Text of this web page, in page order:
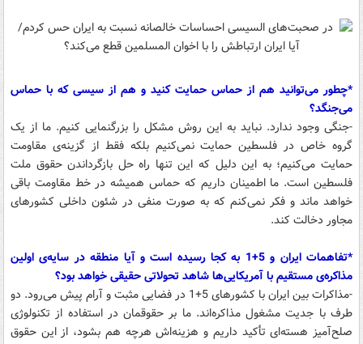
*چطور می‌توانید هم از حماس حمایت کنید و هم از سیسی که با حماس
می‌جنگد؟
-جنگی وجود ندارد. نباید به این روش مشکل را بزرگنمایی کنیم. ما از یک
گروه خاص در فلسطین حمایت نمی‌کنیم بلکه فقط از گزینه‌ی مقاومت
حمایت می‌کنیم؛ به این دلیل که این تنها راه حل بازگرداندن حقوق ملت
فلسطین است. ما اطمینان داریم که حماس همیشه در خط مقاومت باقی
خواهد ماند و فکر نمی‌کنم که به صورت منفی در شئون داخلی کشورهای
مجاور دخالت کند.
*تفاهمات ایران و 5+1 به کجا رسیده است و آیا منطقه در سایه‌ی اولین
مذاکره‌ی مستقیم با آمریکایی‌ها شاهد تحولاتی حقیقی خواهد بود؟
-مذاکرات بین ایران با کشورهای 5+1 در فضایی مثبت و آرام پیش می‌رود. دو
طرف با جدیت مشغول مذاکره‌اند. ما بر حقوقمان در استفاده‌ از تکنولوژی
صلح‌آمیز هسته‌ای تأکید داریم و هزینه‌اش هرچه هم بشود، از این حقوق